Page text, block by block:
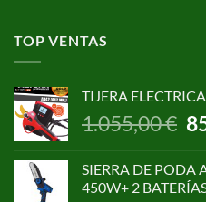
TOP VENTAS
TIJERA
1.055,00€ El
SIERRA DE PODA
450W+ 2